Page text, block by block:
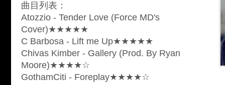
曲目列表：
Atozzio - Tender Love (Force MD's
Cover)★★★★★
C Barbosa - Lift me Up★★★★★
Chivas Kimber - Gallery (Prod. By Ryan
Moore)★★★★☆
GothamCiti - Foreplay★★★★☆